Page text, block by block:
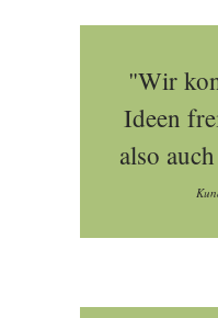
"Wir
Ideen
also